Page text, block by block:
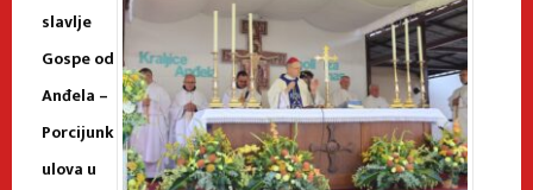
slavlje
Gospe od
Anđela –
Porcijunk
ulova u